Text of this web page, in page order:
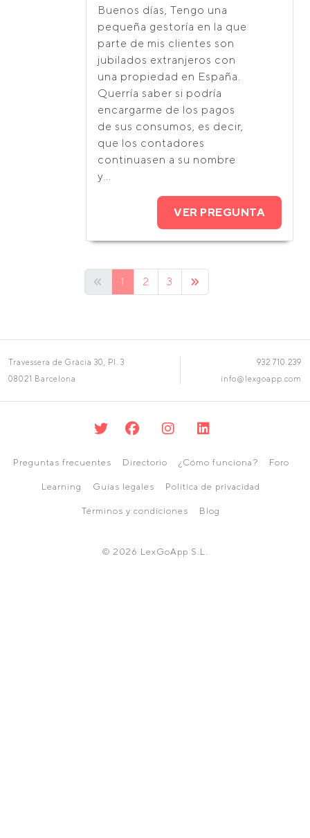
Buenos días, Tengo una
pequeña gestoría en la que
parte de mis clientes son
jubilados extranjeros con
una propiedad en España.
Querría saber si podría
encargarme de los pagos
de sus consumos, es decir,
que los contadores
continuasen a su nombre
y...
VER PREGUNTA
1 2 3
Travessera de Gràcia 30, Pl. 3
08021 Barcelona
932 710 239
info@lexgoapp.com
Preguntas frecuentes Directorio ¿Cómo funciona? Foro
Learning Guías legales Política de privacidad
Términos y condiciones Blog
© 2026 LexGoApp S.L.